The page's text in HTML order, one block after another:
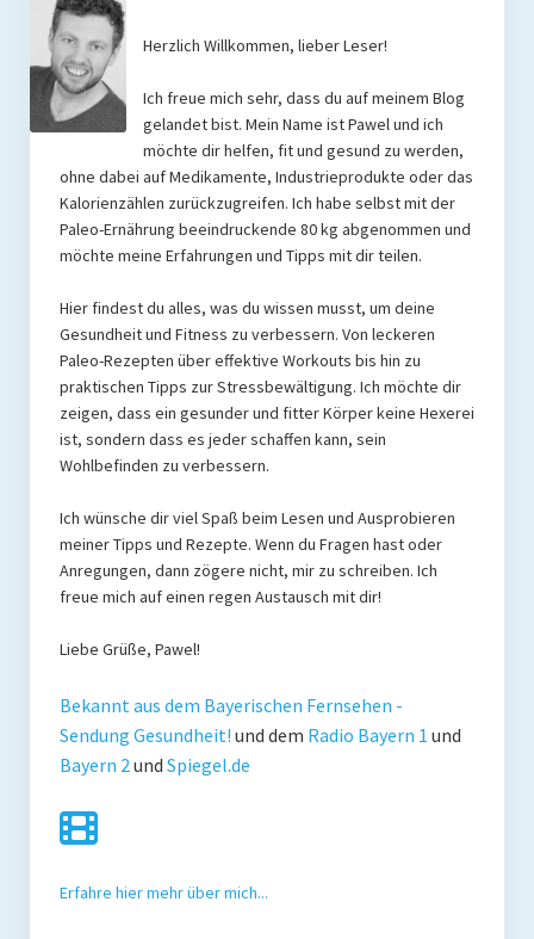
Gemüse
Getränke und Smoothies
Kosmetik
Salate
Snacks
Suppen
Ebooks To Go
Videos
Podcasts
Produkttest
Gastautor werden
Paleo Bücher
Herzlich Willkommen, lieber Leser!
Ich freue mich sehr, dass du auf meinem Blog
gelandet bist. Mein Name ist Pawel und ich
möchte dir helfen, fit und gesund zu werden,
ohne dabei auf Medikamente, Industrieprodukte oder das
Kalorienzählen zurückzugreifen. Ich habe selbst mit der
Paleo-Ernährung beeindruckende 80 kg abgenommen und
möchte meine Erfahrungen und Tipps mit dir teilen.
Hier findest du alles, was du wissen musst, um deine
Gesundheit und Fitness zu verbessern. Von leckeren
Paleo-Rezepten über effektive Workouts bis hin zu
praktischen Tipps zur Stressbewältigung. Ich möchte dir
zeigen, dass ein gesunder und fitter Körper keine Hexerei
ist, sondern dass es jeder schaffen kann, sein
Wohlbefinden zu verbessern.
Ich wünsche dir viel Spaß beim Lesen und Ausprobieren
meiner Tipps und Rezepte. Wenn du Fragen hast oder
Anregungen, dann zögere nicht, mir zu schreiben. Ich
freue mich auf einen regen Austausch mit dir!
Liebe Grüße, Pawel!
Bekannt aus dem Bayerischen Fernsehen -
Sendung Gesundheit! und dem Radio Bayern 1 und
Bayern 2und Spiegel.de
Erfahre hier mehr über mich...